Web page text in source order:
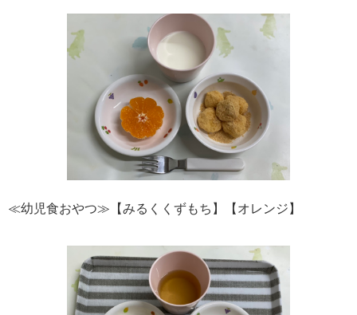
≪幼児食おやつ≫【みるくくずもち】【オレンジ】